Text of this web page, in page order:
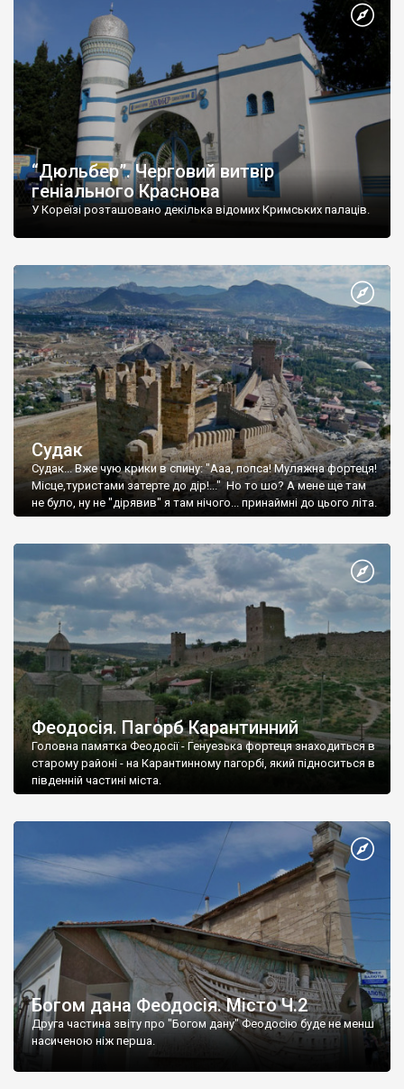
“Дюльбер”. Черговий витвір
геніального Краснова
У Кореїзі розташовано декілька відомих Кримських палаців.
Судак
Судак... Вже чую крики в спину: "Ааа, попса! Муляжна фортеця!
Місце,туристами затерте до дір!..." Но то шо? А мене ще там
не було, ну не "дірявив" я там нічого... принаймні до цього літа.
Феодосія. Пагорб Карантинний
Головна памятка Феодосії - Генуезька фортеця знаходиться в
старому районі - на Карантинному пагорбі, який підноситься в
південній частині міста.
Богом дана Феодосія. Місто Ч.2
Друга частина звіту про "Богом дану" Феодосію буде не менш
насиченою ніж перша.